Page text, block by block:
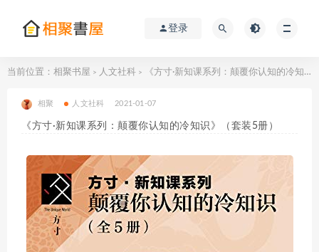
登录
当前位置： 相聚书屋 > 人文社科 > 《方寸·新知课系列：颠覆你认知的冷知识》（套装5册）
相聚 人文社科 2021-01-07
《方寸·新知课系列：颠覆你认知的冷知识》（套装5册）